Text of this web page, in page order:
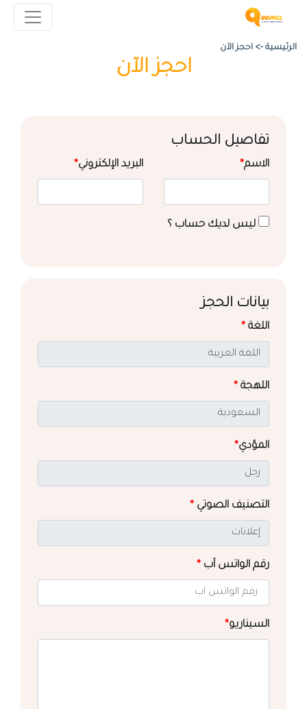
الرئيسية -> احجز الآن
احجز الآن
تفاصيل الحساب
الاسم* البريد الإلكتروني*
ليس لديك حساب ؟
بيانات الحجز
اللغة *
اللهجة *
المؤدي*
التصنيف الصوتي *
رقم الواتس آب *
السيناريو*